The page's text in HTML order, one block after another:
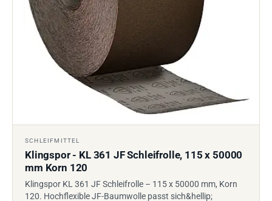
SCHLEIFMITTEL
Klingspor - KL 361 JF Schleifrolle, 115 x 50000
mm Korn 120
Klingspor KL 361 JF Schleifrolle – 115 x 50000 mm, Korn
120. Hochflexible JF-Baumwolle passt sich&hellip;